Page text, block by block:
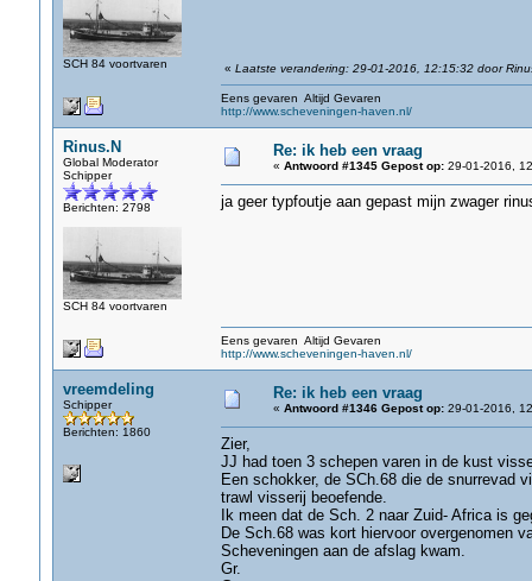
SCH 84 voortvaren « Laatste verandering: 29-01-2016, 12:15:32 door
Eens gevaren Altijd Gevaren
http://www.scheveningen-haven.nl/
Rinus.N
Global Moderator
Schipper
Berichten: 2798
SCH 84 voortvaren
Re: ik heb een vraag
« Antwoord #1345 Gepost op:29-01-2016,
ja geer typfoutje aan gepast mijn zwager
Eens gevaren Altijd Gevaren
http://www.scheveningen-haven.nl/
vreemdeling
Schipper
Berichten: 1860
Re: ik heb een vraag
« Antwoord #1346 Gepost op:29-01-2016,
Zier,
JJ had toen 3 schepen varen in de kust
Een schokker, de SCh.68 die de snurrevad
trawl visserij beoefende.
Ik meen dat de Sch. 2 naar Zuid- Africa is
De Sch.68 was kort hiervoor overgenomen
Scheveningen aan de afslag kwam.
Gr.